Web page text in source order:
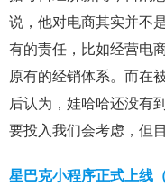
说，他对电商其实并不
有的责任，比如经营电
原有的经销体系。而在
后认为，娃哈哈还没有
要投入我们会考虑，但
星巴克小程序正式上线